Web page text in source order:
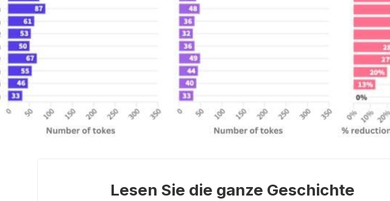
Lesen Sie die ganze Geschichte